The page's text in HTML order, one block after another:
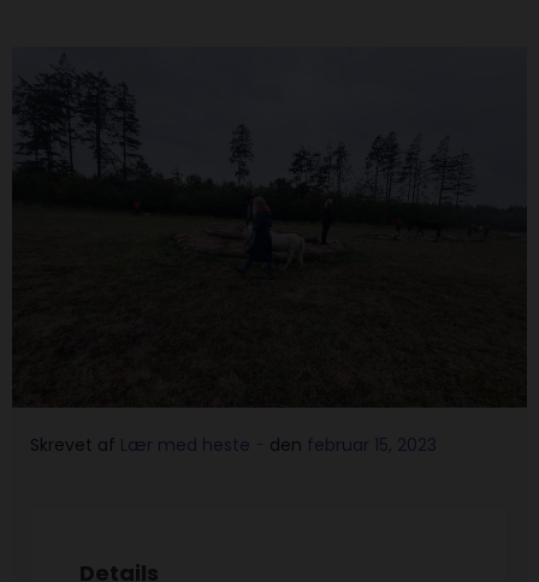
Skrevet af Lær med heste den februar 15, 2023
Details